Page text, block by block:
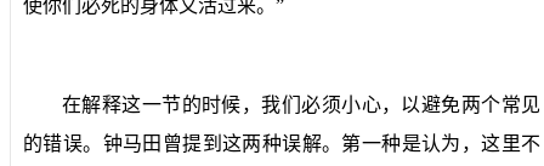
使你们必死的身体又活过来。”
在解释这一节的时候，我们必须小心，以避免两个常见
的错误。钟马田曾提到这两种误解。第一种是认为，这里不